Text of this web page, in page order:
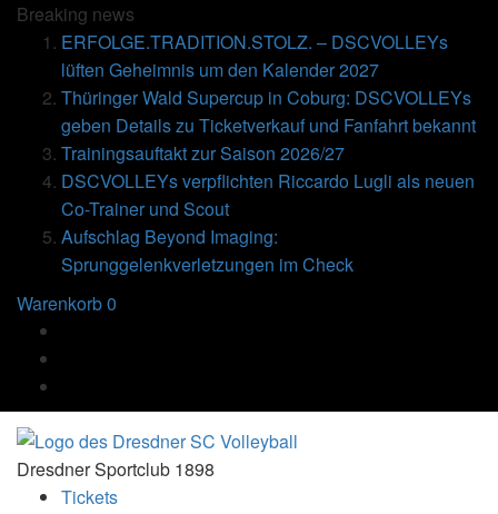
Breaking news
ERFOLGE.TRADITION.STOLZ. – DSCVOLLEYs
lüften Geheimnis um den Kalender 2027
Thüringer Wald Supercup in Coburg: DSCVOLLEYs
geben Details zu Ticketverkauf und Fanfahrt bekannt
Trainingsauftakt zur Saison 2026/27
DSCVOLLEYs verpflichten Riccardo Lugli als neuen
Co-Trainer und Scout
Aufschlag Beyond Imaging:
Sprunggelenkverletzungen im Check
Warenkorb0
Dresdner Sportclub 1898
Tickets